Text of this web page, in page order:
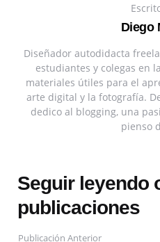
Diego
Diseñador autodidacta
estudiantes y colegas en
materiales útiles para el
arte digital y la fotografía.
dedico al blogging, una
pienso
Seguir leyendo
publicaciones
Publicación Anterior